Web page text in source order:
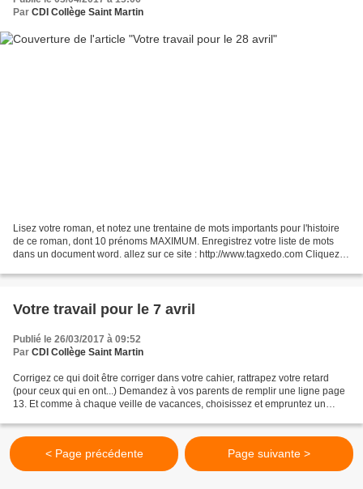
Par CDI Collège Saint Martin
Lisez votre roman, et notez une trentaine de mots importants pour l'histoire
de ce roman, dont 10 prénoms MAXIMUM. Enregistrez votre liste de mots
dans un document word. allez sur ce site : http://www.tagxedo.com Cliquez
Votre travail pour le 7 avril
Publié le 26/03/2017 à 09:52
Par CDI Collège Saint Martin
Corrigez ce qui doit être corriger dans votre cahier, rattrapez votre retard
(pour ceux qui en ont...) Demandez à vos parents de remplir une ligne page
13. Et comme à chaque veille de vacances, choisissez et empruntez un
< Page précédente Page suivante >